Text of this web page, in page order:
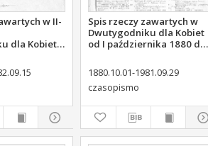
w II-
dla Kobiet
Spis rzeczy zawartych w
Dwutygodniku dla Kobiet
od I października 1880 do
1880.10.01-1981.09.29
czasopismo